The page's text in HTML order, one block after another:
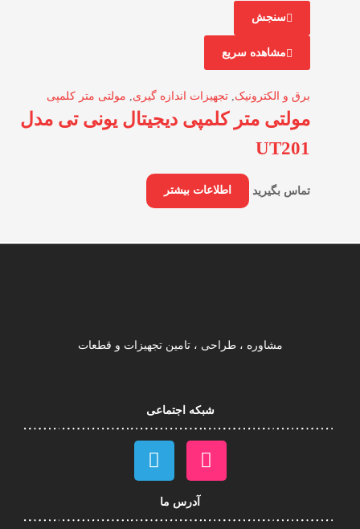
سنجش
مشاهده سریع
برق و الکترونیک, تجهیزات اندازه گیری, مولتی متر کلمپی
مولتی متر کلمپی دیجیتال یونی تی مدل
UT201
تماس بگیرید اطلاعات بیشتر
مشاوره ، طراحی ، تامین تجهیزات و قطعات
شبکه اجتماعی
آدرس ما